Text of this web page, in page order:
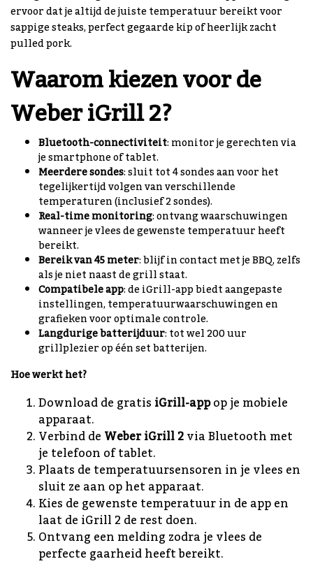
ervoor dat je altijd de juiste temperatuur bereikt voor
sappige steaks, perfect gegaarde kip of heerlijk zacht
pulled pork.
Waarom kiezen voor de
Weber iGrill 2?
Bluetooth-connectiviteit: monitor je gerechten via
je smartphone of tablet.
Meerdere sondes: sluit tot 4 sondes aan voor het
tegelijkertijd volgen van verschillende
temperaturen (inclusief 2 sondes).
Real-time monitoring: ontvang waarschuwingen
wanneer je vlees de gewenste temperatuur heeft
bereikt.
Bereik van 45 meter: blijf in contact met je BBQ, zelfs
als je niet naast de grill staat.
Compatibele app: de iGrill-app biedt aangepaste
instellingen, temperatuurwaarschuwingen en
grafieken voor optimale controle.
Langdurige batterijduur: tot wel 200 uur
grillplezier op één set batterijen.
Hoe werkt het?
Download de gratisiGrill-appop je mobiele
apparaat.
Verbind deWeber iGrill 2via Bluetooth met
je telefoon of tablet.
Plaats de temperatuursensoren in je vlees en
sluit ze aan op het apparaat.
Kies de gewenste temperatuur in de app en
laat de iGrill 2 de rest doen.
Ontvang een melding zodra je vlees de
perfecte gaarheid heeft bereikt.